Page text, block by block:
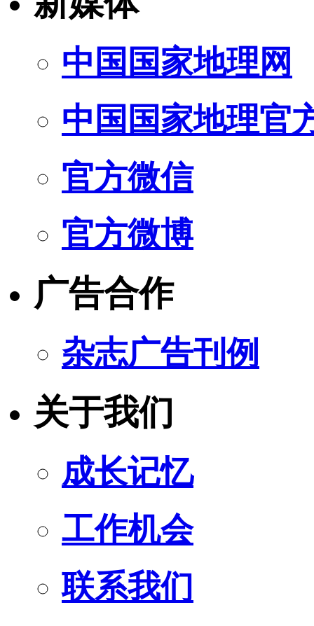
中国国家地理网
中国国家地理官
官方微信
官方微博
广告合作
杂志广告刊例
关于我们
成长记忆
工作机会
联系我们